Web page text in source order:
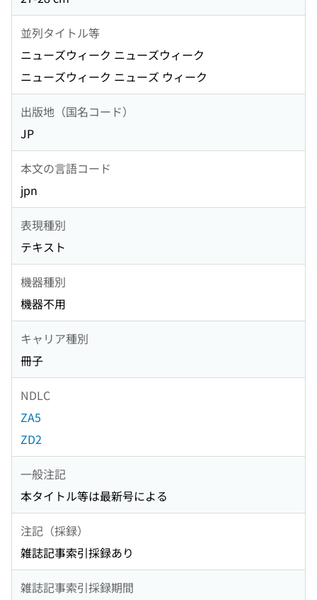
並列タイトル等
ニューズウィーク ニューズウィーク
ニューズウィーク ニューズ ウィーク
出版地（国名コード）
JP
本文の言語コード
jpn
表現種別
テキスト
機器種別
機器不用
キャリア種別
冊子
NDLC
ZA5
ZD2
一般注記
本タイトル等は最新号による
注記（採録）
雑誌記事索引採録あり
雑誌記事索引採録期間